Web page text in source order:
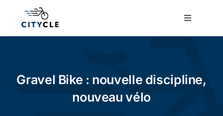
Toggle
Cyclisme urbain
Gravel Bike : nouvelle discipline,
nouveau vélo